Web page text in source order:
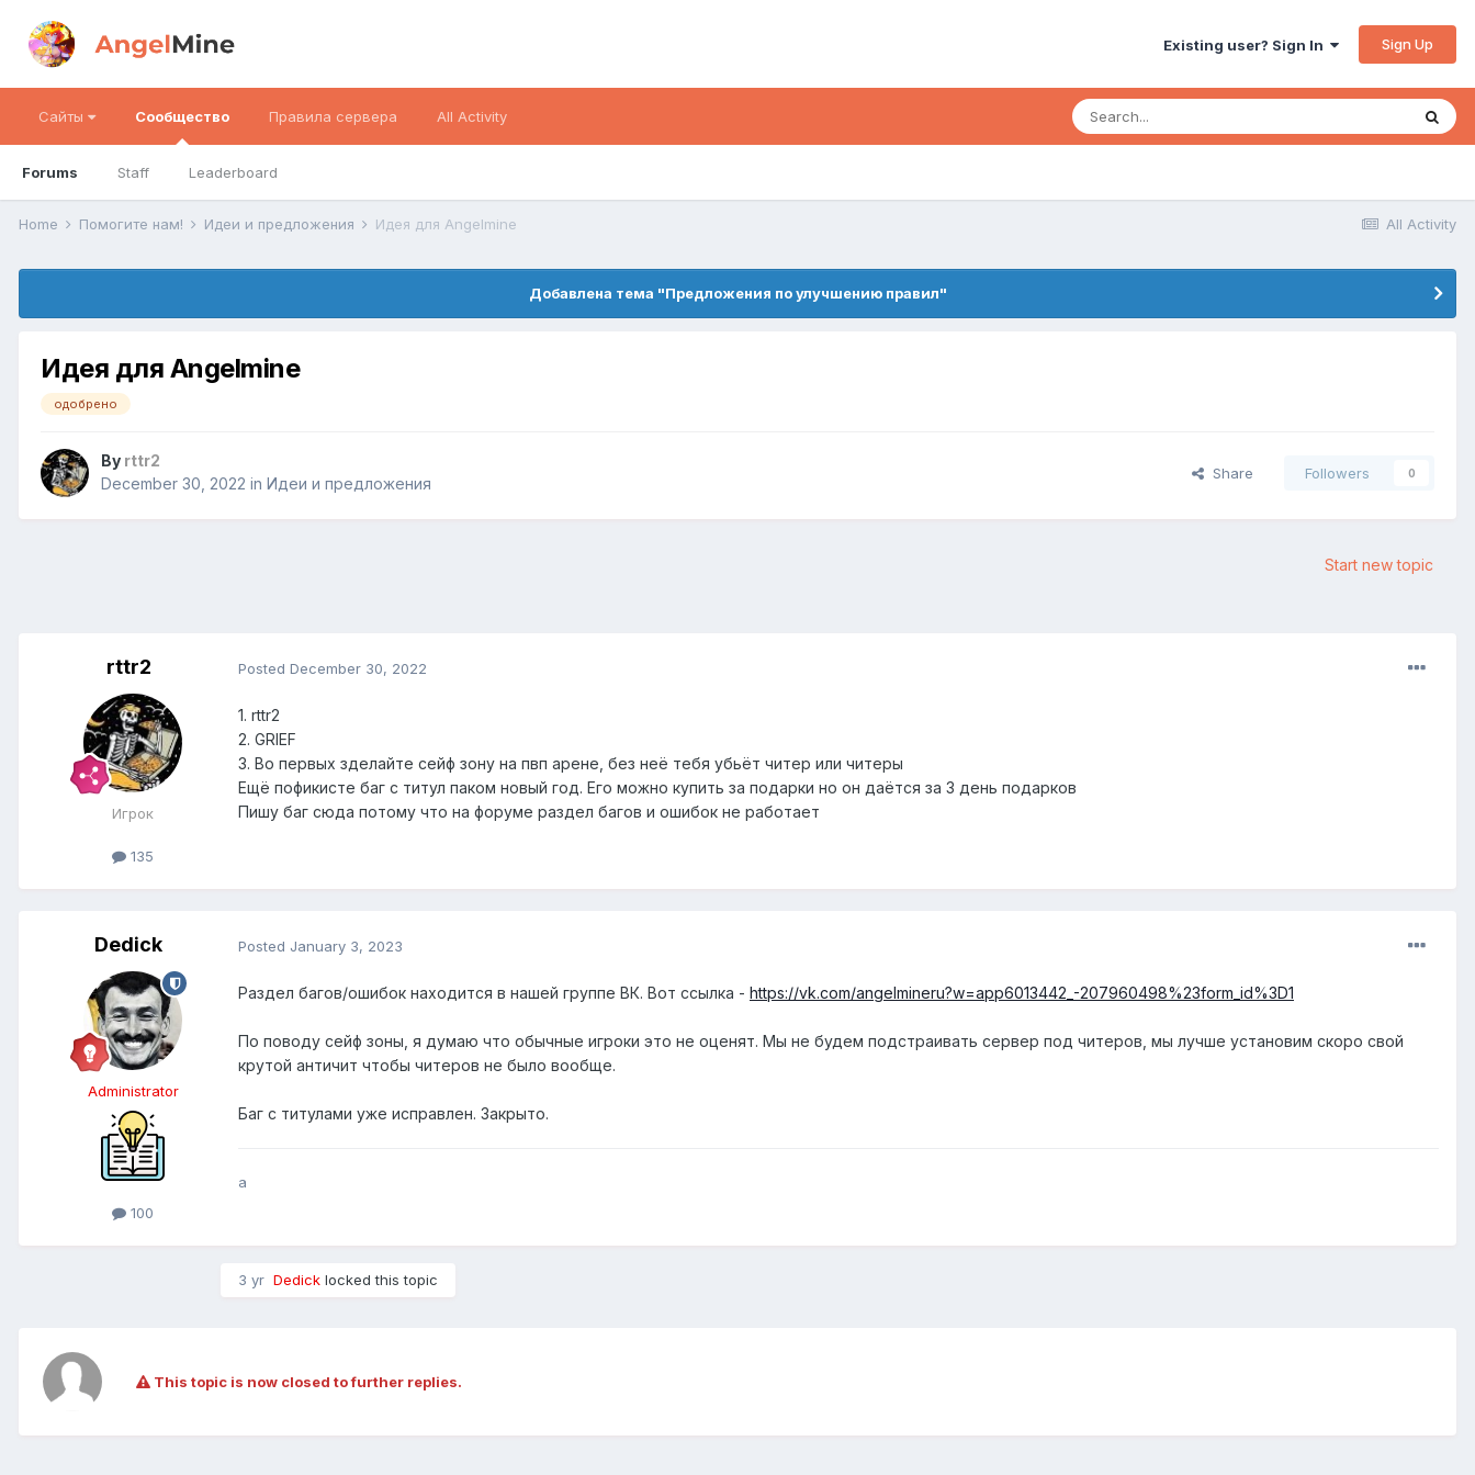
Existing user? Sign In Sign Up
Сайты Сообщество
Forums Staff Leaderboard
Правила сервера All Activity
All Activity
Home Помогите нам! Идеи и предложения Идея для Angelmine
Добавлена тема "Предложения по улучшению правил"
Идея для Angelmine
одобрено
By rttr2
December 30, 2022 in Идеи и предложения
Share Followers 0
Start new topic
rttr2
Игрок
135
Posted December 30, 2022
1. rttr2
2. GRIEF
3. Во первых зделайте сейф зону на пвп арене, без неё тебя убьёт читер или читеры
Ещё пофикисте баг с титул паком новый год. Его можно купить за подарки но он даётся за 3 день подарков
Пишу баг сюда потому что на форуме раздел багов и ошибок не работает
Dedick
Administrator
100
Posted January 3, 2023
Раздел багов/ошибок находится в нашей группе ВК. Вот ссылка - https://vk.com/angelmineru?w=app6013442_-207960498%23form_id%3D1
По поводу сейф зоны, я думаю что обычные игроки это не оценят. Мы не будем подстраивать сервер под читеров, мы лучше установим скоро свой
крутой античит чтобы читеров не было вообще.
Баг с титулами уже исправлен. Закрыто.
a
3 yr Dedick locked this topic
This topic is now closed to further replies.